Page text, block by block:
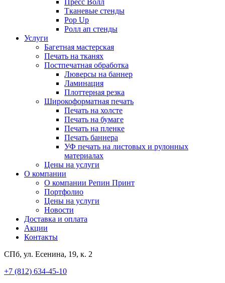
Тканевые стенды
Pop Up
Ролл ап стенды
Услуги
Багетная мастерская
Печать на тканях
Постпечатная обработка
Люверсы на баннер
Ламинация
Плоттерная резка
Широкоформатная печать
Печать на холсте
Печать на бумаге
Печать на пленке
Печать баннера
УФ печать на листовых и рулонных
материалах
Цены на услуги
О компании
О компании Репин Принт
Портфолио
Цены на услуги
Новости
Доставка и оплата
Акции
Контакты
СПб, ул. Есенина, 19, к. 2
+7 (812) 634-45-10